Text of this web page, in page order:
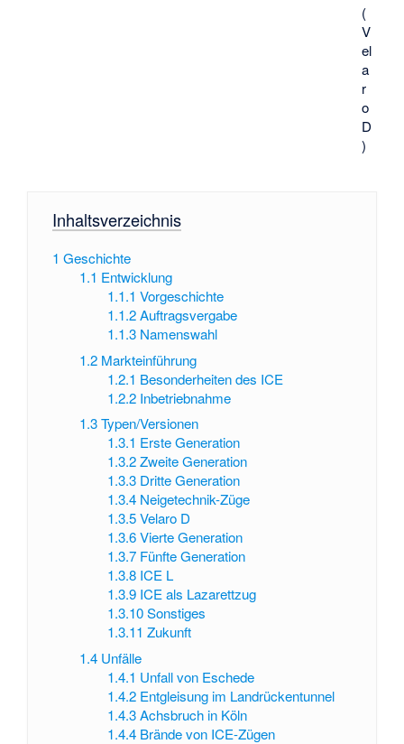
(
V
el
a
r
o
D
)
Inhaltsverzeichnis
1 Geschichte
1.1 Entwicklung
1.1.1 Vorgeschichte
1.1.2 Auftragsvergabe
1.1.3 Namenswahl
1.2 Markteinführung
1.2.1 Besonderheiten des ICE
1.2.2 Inbetriebnahme
1.3 Typen/Versionen
1.3.1 Erste Generation
1.3.2 Zweite Generation
1.3.3 Dritte Generation
1.3.4 Neigetechnik-Züge
1.3.5 Velaro D
1.3.6 Vierte Generation
1.3.7 Fünfte Generation
1.3.8 ICE L
1.3.9 ICE als Lazarettzug
1.3.10 Sonstiges
1.3.11 Zukunft
1.4 Unfälle
1.4.1 Unfall von Eschede
1.4.2 Entgleisung im Landrückentunnel
1.4.3 Achsbruch in Köln
1.4.4 Brände von ICE-Zügen